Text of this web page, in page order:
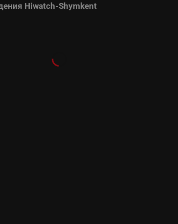
Hiwatch-Shymkent